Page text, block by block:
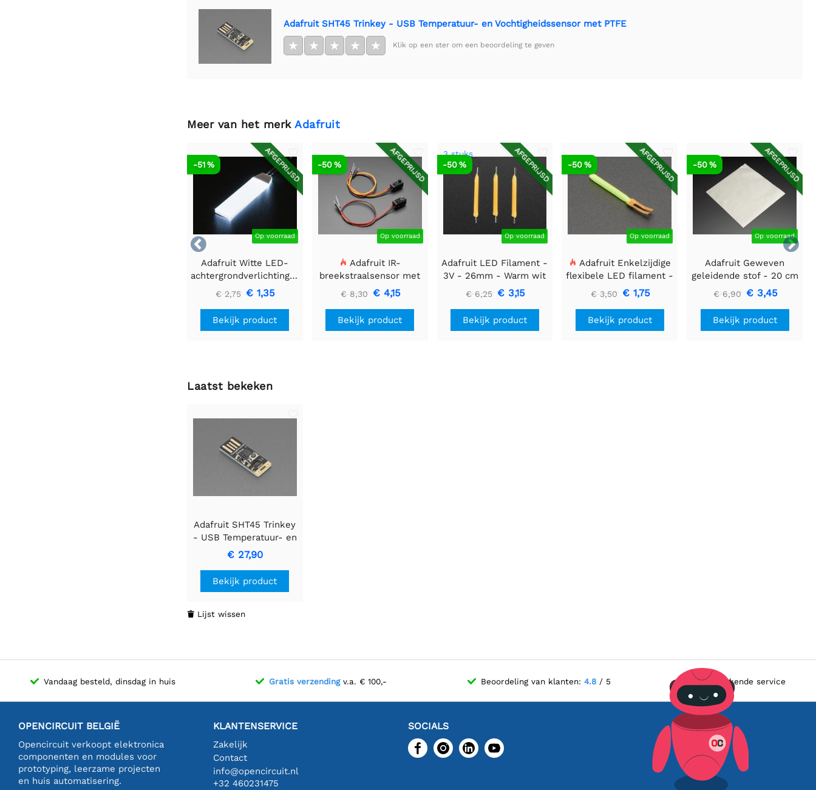
Adafruit SHT45 Trinkey - USB Temperatuur- en Vochtigheidssensor met PTFE
★ ★ ★ ★ ★ Klik op een ster om een beoordeling te geven
Meer van het merk Adafruit


AFGEPRIJSD
Op voorraad
-51 %
Adafruit Witte LED-
achtergrondverlichtingsmodule
- Klein 12 mm x 40 mm
€ 2,75 € 1,35
Bekijk product
AFGEPRIJSD
Op voorraad
-50 %
Adafruit IR-
breekstraalsensor met
premium draadheader
header einden - 5 mm
LED's
€ 8,30 € 4,15
Bekijk product
AFGEPRIJSD
3 stuks
Op voorraad
-50 %
Adafruit LED Filament -
3V - 26mm - Warm wit
- 3 stuks
€ 6,25 € 3,15
Bekijk product
AFGEPRIJSD
Op voorraad
-50 %
Adafruit Enkelzijdige
flexibele LED filament -
3V 25mm lang - Groen
€ 3,50 € 1,75
Bekijk product
AFGEPRIJSD
Op voorraad
-50 %
Adafruit Geweven
geleidende stof - 20 cm
vierkant
€ 6,90 € 3,45
Bekijk product
Laatst bekeken
Adafruit SHT45 Trinkey
- USB Temperatuur- en
Vochtigheidssensor met
PTFE
€ 27,90
Bekijk product
 Lijst wissen
Vandaag besteld, dinsdag in huis Gratis verzendingv.a. € 100,- Beoordeling van klanten: 4.8/ 5 Uitstekende service
OPENCIRCUIT BELGIË
Opencircuit verkoopt elektronica
componenten en modules voor
prototyping, leerzame projecten
en huis automatisering.
KLANTENSERVICE
Zakelijk
Contact
info@opencircuit.nl
+32 460231475
SOCIALS